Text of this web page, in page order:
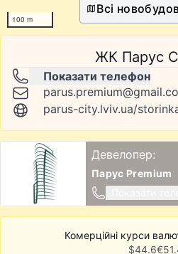
100 m
Всі
ЖК Парус
Показати телефон
Девелопер:
Парус Premium
Комерційні курси
$44.6€